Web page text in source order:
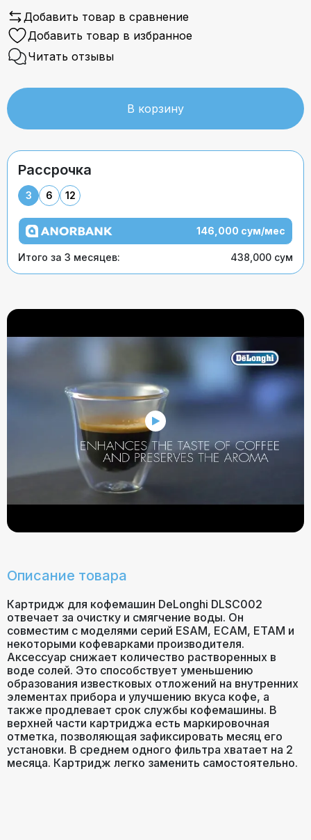
Добавить товар в сравнение
Добавить товар в избранное
Читать отзывы
В корзину
Рассрочка
3 6 12
146,000 сум/мес
Итого за 3 месяцев: 438,000 сум
Описание товара
Картридж для кофемашин DeLonghi DLSC002
отвечает за очистку и смягчение воды. Он
совместим с моделями серий ESAM, ECAM, ETAM и
некоторыми кофеварками производителя.
Аксессуар снижает количество растворенных в
воде солей. Это способствует уменьшению
образования известковых отложений на внутренних
элементах прибора и улучшению вкуса кофе, а
также продлевает срок службы кофемашины. В
верхней части картриджа есть маркировочная
отметка, позволяющая зафиксировать месяц его
установки. В среднем одного фильтра хватает на 2
месяца. Картридж легко заменить самостоятельно.